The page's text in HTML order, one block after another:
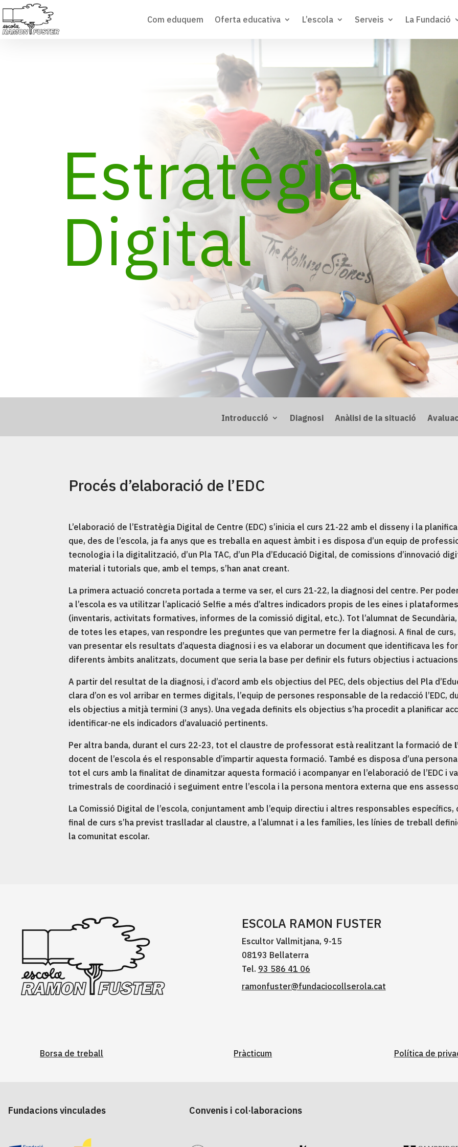
Com eduquem Oferta educativa L’escola Serveis La Fundació
Estratègia
Digital
Introducció Diagnosi Anàlisi de la situació
Procés d’elaboració de l’EDC
L’elaboració de l’Estratègia Digital de Centre (EDC) s’inicia el curs 21-22 amb el disseny i la
que, des de l’escola, ja fa anys que es treballa en aquest àmbit i es disposa d’un equip de
tecnologia i la digitalització, d’un Pla TAC, d’un Pla d’Educació Digital, de comissions d’innovació
material i tutorials que, amb el temps, s’han anat creant.
La primera actuació concreta portada a terme va ser, el curs 21-22, la diagnosi del centre. Per
a l’escola es va utilitzar l’aplicació Selfie a més d’altres indicadors propis de les eines i
(inventaris, activitats formatives, informes de la comissió digital, etc.). Tot l’alumnat de
de totes les etapes, van respondre les preguntes que van permetre fer la diagnosi. A final de
van presentar els resultats d’aquesta diagnosi i es va elaborar un document que identificava les
diferents àmbits analitzats, document que seria la base per definir els futurs objectius i
A partir del resultat de la diagnosi, i d’acord amb els objectius del PEC, dels objectius del Pla
clara d’on es vol arribar en termes digitals, l’equip de persones responsable de la redacció
els objectius a mitjà termini (3 anys). Una vegada definits els objectius s’ha procedit a planificar
identificar-ne els indicadors d’avaluació pertinents.
Per altra banda, durant el curs 22-23, tot el claustre de professorat està realitzant la formació de
docent de l’escola és el responsable d’impartir aquesta formació. També es disposa d’una
tot el curs amb la finalitat de dinamitzar aquesta formació i acompanyar en l’elaboració de l’EDC i
trimestrals de coordinació i seguiment entre l’escola i la persona mentora externa que ens
La Comissió Digital de l’escola, conjuntament amb l’equip directiu i altres responsables específics,
final de curs s’ha previst traslladar al claustre, a l’alumnat i a les famílies, les línies de treball
la comunitat escolar.
ESCOLA RAMON FUSTER
Escultor Vallmitjana, 9-15
08193 Bellaterra
Tel. 93 586 41 06
ramonfuster@fundaciocollserola.cat
Borsa de treball Pràcticum Política de
Fundacions vinculades Convenis i col·laboracions